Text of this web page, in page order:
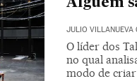
Alguém
JULIO VILLANUEVA
O líder dos
no qual
modo de criar